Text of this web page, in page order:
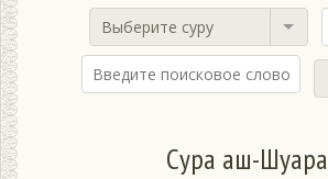
Выберите суру
Сура аш-Шуара